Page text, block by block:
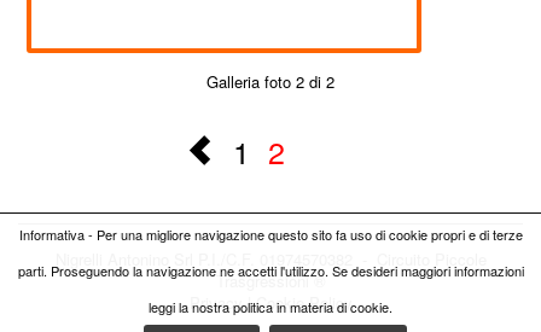
Galleria foto 2 di 2
1 2
Trasgressioni ®
Privacy|Cookie Policy
Informativa - Per una migliore navigazione questo sito fa uso di cookie propri e di terze
parti. Proseguendo la navigazione ne accetti l'utilizzo. Se desideri maggiori informazioni
leggi la nostra politica in materia di cookie.